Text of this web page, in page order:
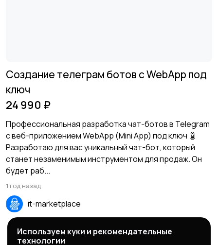
Создание телеграм ботов с WebApp под
ключ
24 990 ₽
Профессиональная разработка чат-ботов в Telegram
с веб-приложением WebApp (Mini App) под ключ 🤖
Разработаю для вас уникальный чат-бот, который
станет незаменимым инструментом для продаж. Он
будет раб...
1 год назад
it-marketplace
Измените условия поиска, чтобы увидеть больше
Используем куки и рекомендательные
технологии